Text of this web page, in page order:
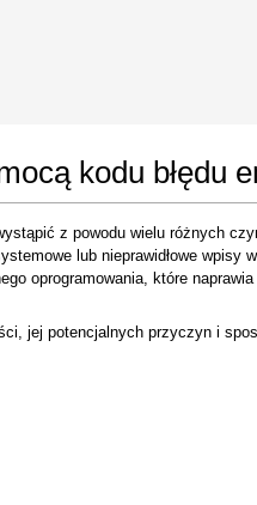
kodu błędu
z powodu wielu różnych
lub nieprawidłowe wpisy
oprogramowania, które
jej potencjalnych przyczyn i